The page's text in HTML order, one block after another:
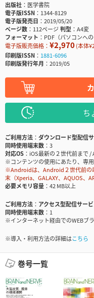
出版社
医学書院
電子版ISSN
1344-8129
電子版発売日
2019/05/20
ページ数
112ページ判型
A4変
フォーマット
PDF（パソコンへ
電子版販売価格： ¥2,970(本体
印刷版ISSN
1881-6096
印刷版発行年月
2019/05
ち
ご利用方法
ダウンロード型配信
同時使用端末数
3
対応OS
iOS最新の２世代前まで
※コンテンツの使用にあたり、専
※Androidは、Android２世代前の
末（Xperia、GALAXY、AQUOS、
必要メモリ容量
42 MB以上
ご利用方法
アクセス型配信サービ
同時使用端末数
1
※インターネット経由でのWEBブ
※導入・利用方法の詳細はこちら
巻号一覧